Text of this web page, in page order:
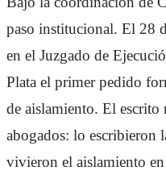
paso institucional. El 28
en el Juzgado de
Plata el primer pedido
de aislamiento. El escrito
abogados: lo escribieron
vivieron el aislamiento